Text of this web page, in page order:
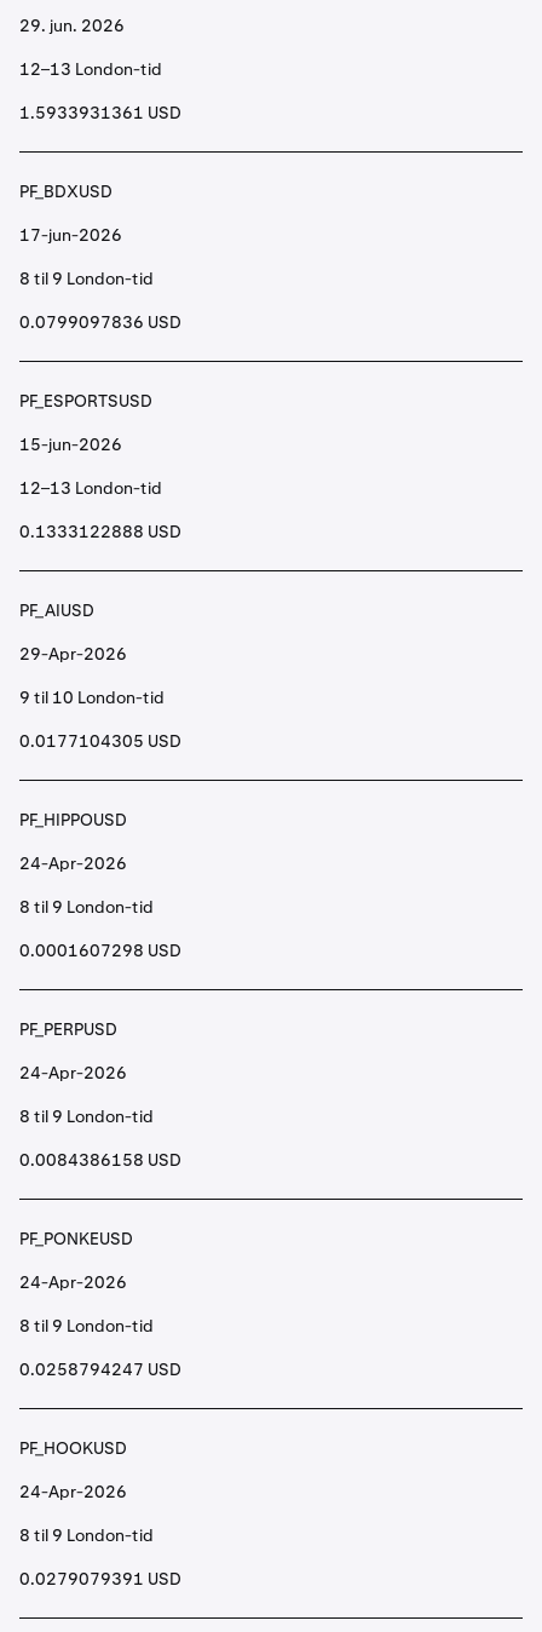
29. jun. 2026
12–13 London-tid
1.5933931361 USD
PF_BDXUSD
17-jun-2026
8 til 9 London-tid
0.0799097836 USD
PF_ESPORTSUSD
15-jun-2026
12–13 London-tid
0.1333122888 USD
PF_AIUSD
29-Apr-2026
9 til 10 London-tid
0.0177104305 USD
PF_HIPPOUSD
24-Apr-2026
8 til 9 London-tid
0.0001607298 USD
PF_PERPUSD
24-Apr-2026
8 til 9 London-tid
0.0084386158 USD
PF_PONKEUSD
24-Apr-2026
8 til 9 London-tid
0.0258794247 USD
PF_HOOKUSD
24-Apr-2026
8 til 9 London-tid
0.0279079391 USD